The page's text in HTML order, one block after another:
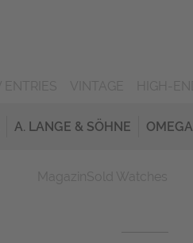
A. LANGE & SÖHNE OMEGA